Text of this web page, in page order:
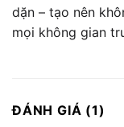
dặn – tạo nên
mọi không gian
ĐÁNH GIÁ (1)